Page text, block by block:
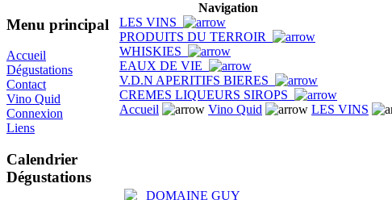
Menu principal
Accueil
Dégustations
Contact
Vino Quid
Connexion
Liens
Calendrier
Dégustations
Navigation
LES VINS
PRODUITS DU TERROIR
WHISKIES
EAUX DE VIE
V.D.N APERITIFS BIERES
CREMES LIQUEURS SIROPS
Accueil
Vino Quid LES VINS